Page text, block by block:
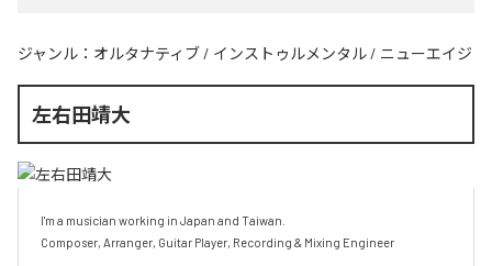
ジャンル： オルタナティブ / インストゥルメンタル / ニューエイジ
左右田靖大
I'm a musician working in Japan and Taiwan.
Composer, Arranger, Guitar Player, Recording & Mixing Engineer